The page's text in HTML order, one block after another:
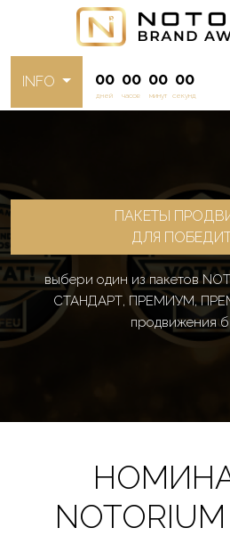
INFO 00
дней
00
часов
00
минут
00
секунд
ПАКЕТЫ
ДЛЯ
выбери один из пакетов
СТАНДАРТ, ПРЕМИУМ,
продвижения